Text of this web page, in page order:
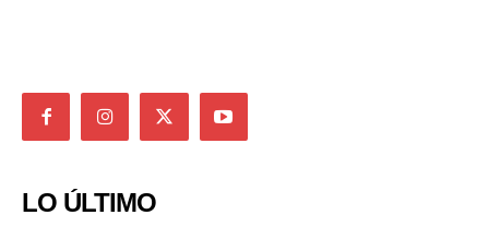
LO ÚLTIMO